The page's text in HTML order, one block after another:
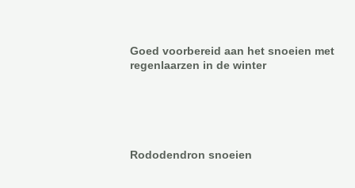
Goed voorbereid aan het snoeien met
regenlaarzen in de winter
Rododendron snoeien